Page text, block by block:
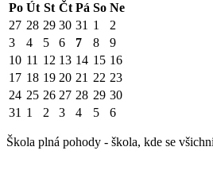
Po Út St Čt Pá So Ne
27 28 29 30 31 1
2
3
4 5 6 7 8
9
10 11 12 13 14 15 16
17 18 19 20 21 22 23
24 25 26 27 28 29 30
31 1 2 3 4 5 6
Škola plná pohody - škola, kde se